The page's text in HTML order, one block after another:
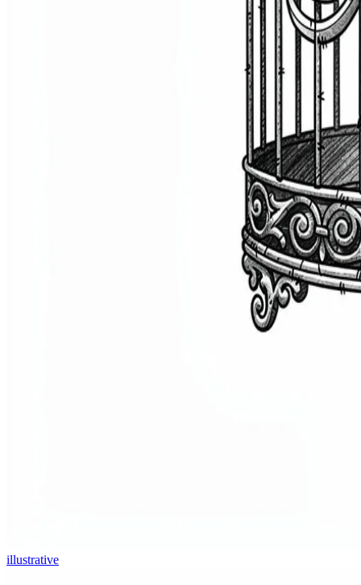
illustrative